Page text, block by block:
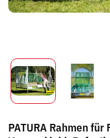
PATURA Rahmen